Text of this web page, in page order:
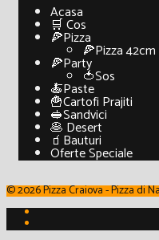
Acasa
🛒 Cos
🍕Pizza
🍕Pizza 42cm
🍕Party
🍅Sos
🍝Paste
🍟Cartofi Prajiti
🥪Sandvici
🥞 Desert
🧃Bauturi
Oferte Speciale
© 2026 Pizza Craiova - Pizza di